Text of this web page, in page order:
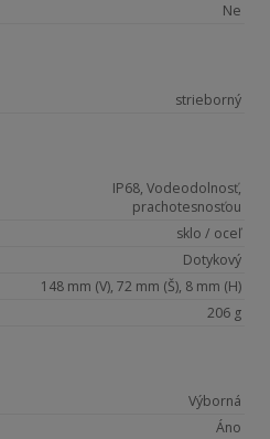
Ne
strieborný
IP68, Vodeodolnosť,
prachotesnosťou
sklo / oceľ
Dotykový
148 mm (V), 72 mm (Š), 8 mm (H)
206 g
Výborná
Áno